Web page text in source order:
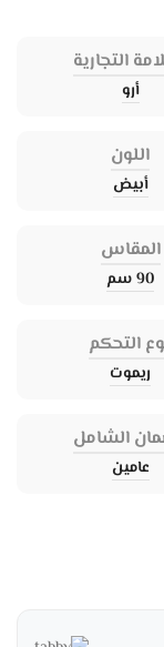
التجارية
أرو
اللون
أبيض
المقاس
90 سم
التحكم
ريموت
الشامل
عامين